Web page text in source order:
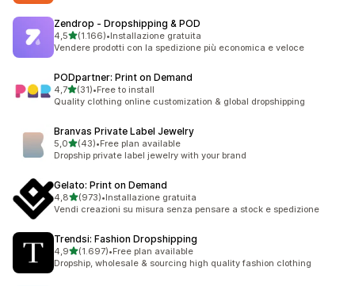
Zendrop ‑ Dropshipping & POD
4,5stelle su 5
(1.166)
1166 recensioni totali
•Installazione gratuita
Vendere prodotti con la spedizione più economica e veloce
PODpartner: Print on Demand
4,7stelle su 5
(31)
31 recensioni totali
•Free to install
Quality clothing online customization & global dropshipping
Branvas Private Label Jewelry
5,0stelle su 5
(43)
43 recensioni totali
•Free plan available
Dropship private label jewelry with your brand
Gelato: Print on Demand
4,8stelle su 5
(973)
973 recensioni totali
•Installazione gratuita
Vendi creazioni su misura senza pensare a stock e spedizione
Trendsi: Fashion Dropshipping
4,9stelle su 5
(1.697)
1697 recensioni totali
•Free plan available
Dropship, wholesale & sourcing high quality fashion clothing